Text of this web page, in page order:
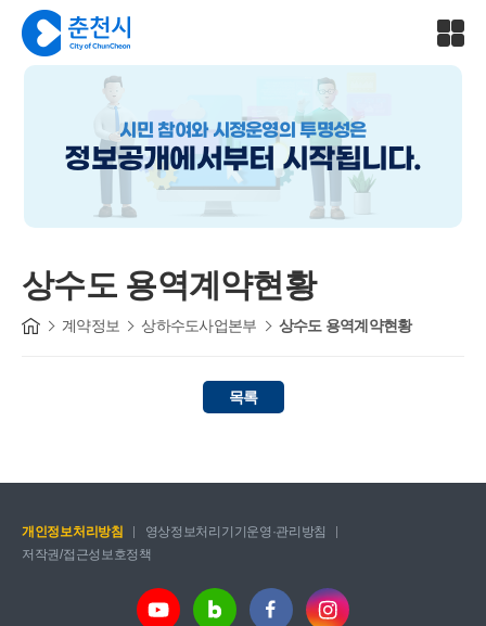
시민 참여와 시정운영의 투명성은
정보공개에서부터 시작됩니다.
상수도 용역계약현황
계약정보 상하수도사업본부 상수도 용역계약현황
목록
개인정보처리방침
영상정보처리기기운영·관리방침
저작권/접근성보호정책